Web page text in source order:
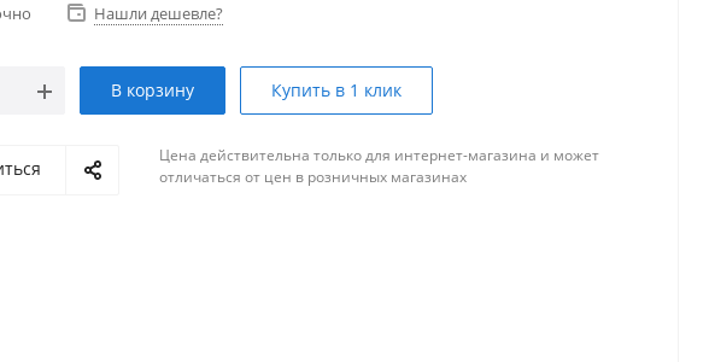
Нашли дешевле?
В корзину Купить в 1 клик
Цена действительна только для интернет-магазина и может
отличаться от цен в розничных магазинах